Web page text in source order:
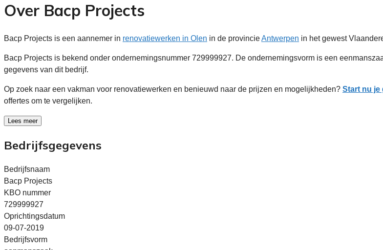
Over Bacp Projects
Bacp Projects is een aannemer in renovatiewerken in Olen in de provincieAntwerpen in het gewest
Bacp Projects is bekend onder ondernemingsnummer 729999927. De ondernemingsvorm is een
gegevens van dit bedrijf.
Op zoek naar een vakman voor renovatiewerken en benieuwd naar de prijzen en mogelijkheden? Start nu je
offertes om te vergelijken.
Lees meer
Bedrijfsgegevens
Bedrijfsnaam
Bacp Projects
KBO nummer
729999927
Oprichtingsdatum
09-07-2019
Bedrijfsvorm